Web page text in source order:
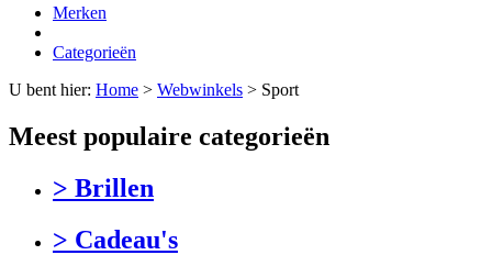
Merken
Categorieën
U bent hier: Home > Webwinkels > Sport
Meest populaire categorieën
> Brillen
> Cadeau's